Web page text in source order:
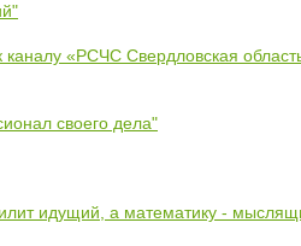
«РСЧС Свердловская
своего дела"
идущий, а математику -